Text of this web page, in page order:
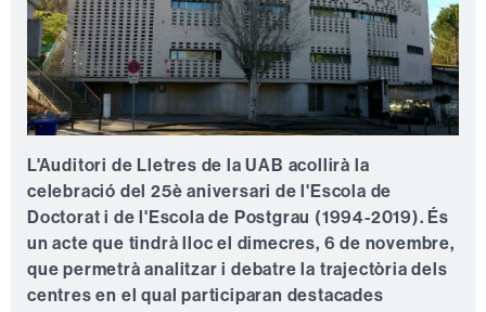
L'Auditori de Lletres de la UAB acollirà la
celebració del 25è aniversari de l'Escola de
Doctorat i de l'Escola de Postgrau (1994-2019). És
un acte que tindrà lloc el dimecres, 6 de novembre,
que permetrà analitzar i debatre la trajectòria dels
centres en el qual participaran destacades